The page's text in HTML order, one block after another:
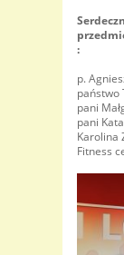
:
p.
państwo
pani
pani
Karolina
Fitness